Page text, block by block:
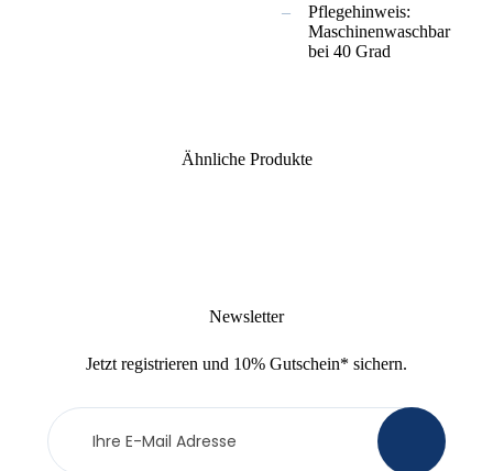
Pflegehinweis:
Maschinenwaschbar
bei 40 Grad
Ähnliche Produkte
Newsletter
Jetzt registrieren und 10% Gutschein* sichern.
Newsletter
Anmeldung